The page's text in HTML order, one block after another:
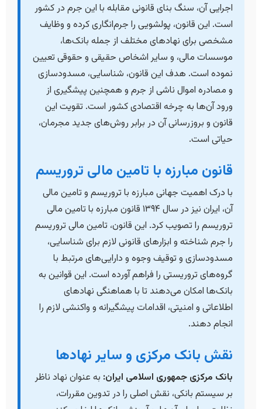
اجرایی آن، سنگ بنای قانونی مقابله با این جرم در کشور
است. این قانون، پولشویی را جرم‌انگاری کرده و وظایف
مشخصی برای نهادهای مختلف از جمله بانک‌ها،
موسسات مالی، و سایر اشخاص حقیقی و حقوقی تعیین
نموده است. هدف این قانون، شناسایی، مسدودسازی
و مصادره اموال ناشی از جرم و همچنین پیشگیری از
ورود آن‌ها به چرخه اقتصادی کشور است. تقویت این
قانون و بروزرسانی آن در برابر روش‌های جدید مجرمان،
حیاتی است.
قانون مبارزه با تامین مالی تروریسم
با درک اهمیت جهانی مبارزه با تروریسم و تامین مالی
آن، ایران نیز در سال ۱۳۹۴ قانون مبارزه با تامین مالی
تروریسم را تصویب کرد. این قانون، تامین مالی تروریسم
را جرم شناخته و ابزارهای قانونی لازم برای شناسایی،
مسدودسازی و توقیف وجوه و دارایی‌های مرتبط با
گروه‌های تروریستی را فراهم آورده است. این قوانین به
بانک‌ها امکان می‌دهند تا با هماهنگی نهادهای
اطلاعاتی و امنیتی، اقدامات پیشگیرانه و واکنشی لازم را
انجام دهند.
نقش بانک مرکزی و سایر نهادها
بانک مرکزی جمهوری اسلامی ایران: به عنوان نهاد ناظر
بر سیستم بانکی، نقش اصلی را در تدوین مقررات،